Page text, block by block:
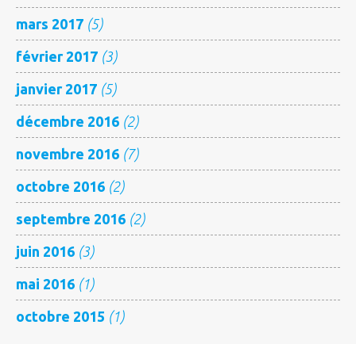
mars 2017 (5)
février 2017 (3)
janvier 2017 (5)
décembre 2016 (2)
novembre 2016 (7)
octobre 2016 (2)
septembre 2016 (2)
juin 2016 (3)
mai 2016 (1)
octobre 2015 (1)